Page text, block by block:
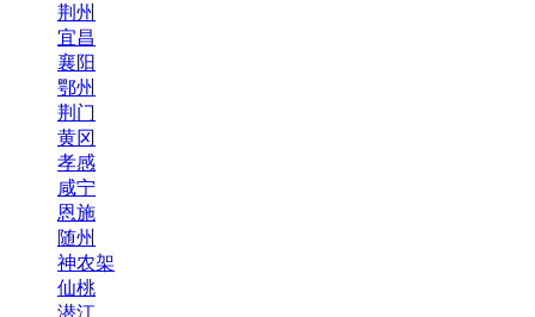
荆州
宜昌
襄阳
鄂州
荆门
黄冈
孝感
咸宁
恩施
随州
神农架
仙桃
潜江